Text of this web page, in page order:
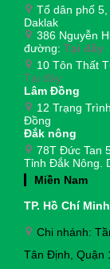
Tổ dân phố
Daklak
386 Nguyễn
đường: Tại đây
10 Tôn Thất
Tại đây
Lâm Đồng
12 Trạng
Đồng
Đắk nông
78T Đức Tan
Tỉnh Đắk Nông.
Miền Nam
TP. Hồ Chí Minh
Chi nhánh:
Tân Định, Quận